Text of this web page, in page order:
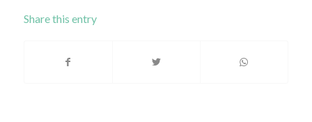
Share this entry